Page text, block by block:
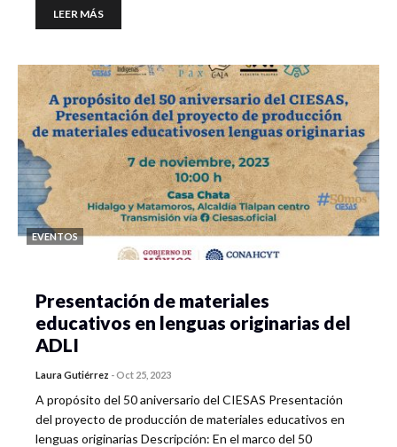
LEER MÁS
EVENTOS
Presentación de materiales
educativos en lenguas originarias del
ADLI
Laura Gutiérrez -Oct 25, 2023
A propósito del 50 aniversario del CIESAS Presentación
del proyecto de producción de materiales educativos en
lenguas originarias Descripción: En el marco del 50